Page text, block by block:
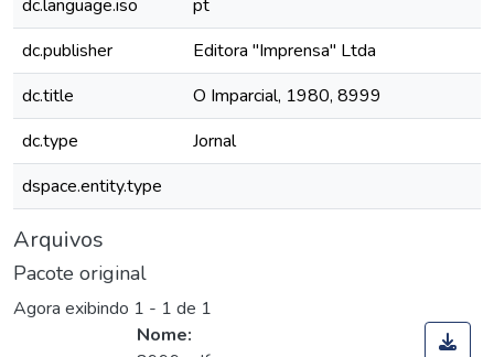
dc.language.iso
pt
dc.publisher
Editora "Imprensa" Ltda
dc.title
O Imparcial, 1980, 8999
dc.type
Jornal
dspace.entity.type
Arquivos
Pacote original
Agora exibindo 1 - 1 de 1
Nome: